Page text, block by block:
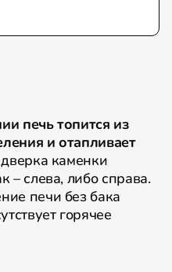
печь топится из
и отапливает
каменки
– слева, либо справа.
печи без бака
горячее